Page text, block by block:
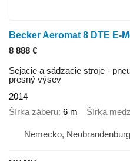
Becker Aeromat 8 DTE E-
8 888 €
Sejacie a sádzacie stroje -
presný výsev
2014
Šírka záberu 6 m Šírka
Nemecko, Neubrandenburg